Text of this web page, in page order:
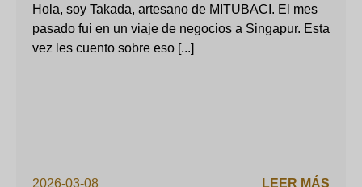
2026-03-08
Hola, soy Takada, artesano de MITUBACI. El mes
pasado fui en un viaje de negocios a Singapur. Esta
vez les cuento sobre eso [...]
LEER MÁS